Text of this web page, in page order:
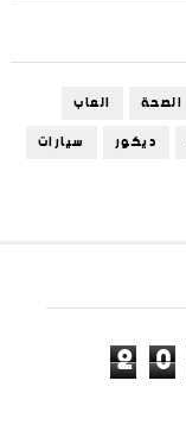
الصحة
العاب
ديكور
سيارات
2 0